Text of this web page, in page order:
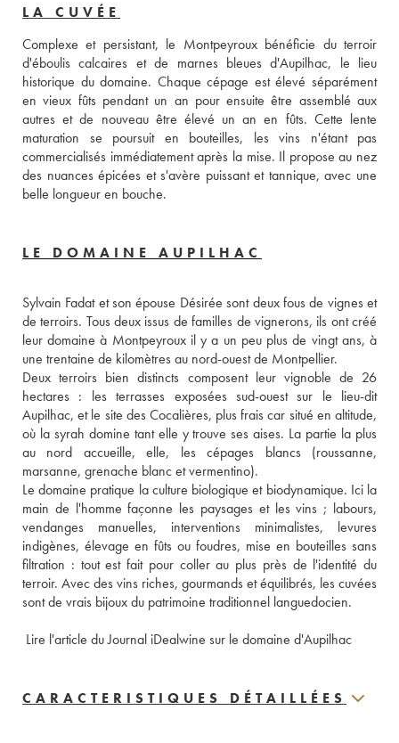
LA CUVÉE
Complexe et persistant, le Montpeyroux bénéficie du terroir
d'éboulis calcaires et de marnes bleues d'Aupilhac, le lieu
historique du domaine. Chaque cépage est élevé séparément
en vieux fûts pendant un an pour ensuite être assemblé aux
autres et de nouveau être élevé un an en fûts. Cette lente
maturation se poursuit en bouteilles, les vins n'étant pas
commercialisés immédiatement après la mise. Il propose au nez
des nuances épicées et s'avère puissant et tannique, avec une
belle longueur en bouche.
LE DOMAINE AUPILHAC
Sylvain Fadat et son épouse Désirée sont deux fous de vignes et
de terroirs. Tous deux issus de familles de vignerons, ils ont créé
leur domaine à Montpeyroux il y a un peu plus de vingt ans, à
une trentaine de kilomètres au nord-ouest de Montpellier.
Deux terroirs bien distincts composent leur vignoble de 26
hectares : les terrasses exposées sud-ouest sur le lieu-dit
Aupilhac, et le site des Cocalières, plus frais car situé en altitude,
où la syrah domine tant elle y trouve ses aises. La partie la plus
au nord accueille, elle, les cépages blancs (roussanne,
marsanne, grenache blanc et vermentino).
Le domaine pratique la culture biologique et biodynamique. Ici la
main de l'homme façonne les paysages et les vins ; labours,
vendanges manuelles, interventions minimalistes, levures
indigènes, élevage en fûts ou foudres, mise en bouteilles sans
filtration : tout est fait pour coller au plus près de l'identité du
terroir. Avec des vins riches, gourmands et équilibrés, les cuvées
sont de vrais bijoux du patrimoine traditionnel languedocien.
Lire l'article du Journal iDealwine sur le domaine d'Aupilhac
CARACTERISTIQUES DÉTAILLÉES